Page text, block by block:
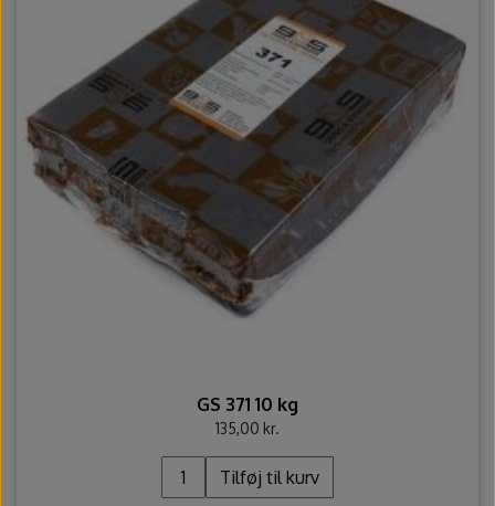
GS 371 10 kg
135,00 kr.
Tilføj til kurv